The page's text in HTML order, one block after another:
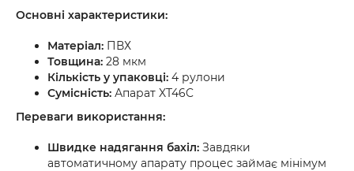
Основні характеристики:
Матеріал: ПВХ
Товщина: 28 мкм
Кількість у упаковці: 4 рулони
Сумісність: Апарат XT46C
Переваги використання:
Швидке надягання бахіл: Завдяки
автоматичному апарату процес займає мінімум